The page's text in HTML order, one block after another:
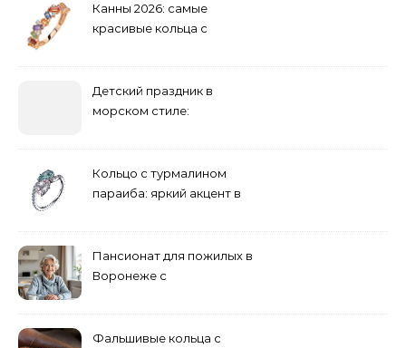
Канны 2026: самые
красивые кольца с
Детский праздник в
морском стиле:
Кольцо с турмалином
параиба: яркий акцент в
Пансионат для пожилых в
Воронеже с
Фальшивые кольца с